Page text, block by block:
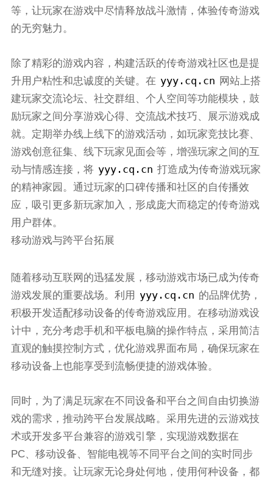
等，让玩家在游戏中尽情释放战斗激情，体验传奇游戏
的无穷魅力。
除了精彩的游戏内容，构建活跃的传奇游戏社区也是提
升用户粘性和忠诚度的关键。在 yyy.cq.cn 网站上搭
建玩家交流论坛、社交群组、个人空间等功能模块，鼓
励玩家之间分享游戏心得、交流战术技巧、展示游戏成
就。定期举办线上线下的游戏活动，如玩家竞技比赛、
游戏创意征集、线下玩家见面会等，增强玩家之间的互
动与情感连接，将 yyy.cq.cn 打造成为传奇游戏玩家
的精神家园。通过玩家的口碑传播和社区的自传播效
应，吸引更多新玩家加入，形成庞大而稳定的传奇游戏
用户群体。
移动游戏与跨平台拓展
随着移动互联网的迅猛发展，移动游戏市场已成为传奇
游戏发展的重要战场。利用 yyy.cq.cn 的品牌优势，
积极开发适配移动设备的传奇游戏应用。在移动游戏设
计中，充分考虑手机和平板电脑的操作特点，采用简洁
直观的触摸控制方式，优化游戏界面布局，确保玩家在
移动设备上也能享受到流畅便捷的游戏体验。
同时，为了满足玩家在不同设备和平台之间自由切换游
戏的需求，推动跨平台发展战略。采用先进的云游戏技
术或开发多平台兼容的游戏引擎，实现游戏数据在
PC、移动设备、智能电视等不同平台之间的实时同步
和无缝对接。让玩家无论身处何地，使用何种设备，都